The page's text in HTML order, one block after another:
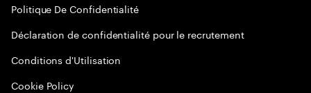
Politique De Confidentialité
Déclaration de confidentialité pour le recrutement
Conditions d'Utilisation
Cookie Policy